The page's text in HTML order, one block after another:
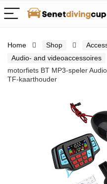
Home Shop
Audio- and videoaccessoires
motorfiets BT MP3-speler
TF-kaarthouder